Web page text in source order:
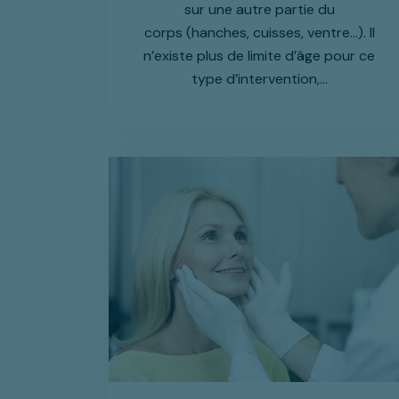
sur une autre partie du
corps (hanches, cuisses, ventre…). Il
n’existe plus de limite d’âge pour ce
type d’intervention,…